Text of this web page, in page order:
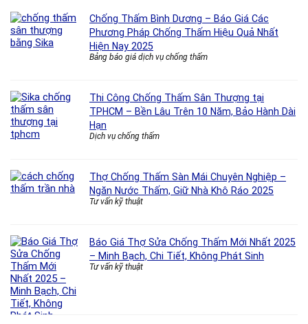
Chống Thấm Bình Dương – Báo Giá Các
Phương Pháp Chống Thấm Hiệu Quả Nhất
Hiện Nay 2025
Bảng báo giá dịch vụ chống thấm
Thi Công Chống Thấm Sân Thượng tại
TPHCM – Bền Lâu Trên 10 Năm, Bảo Hành Dài
Hạn
Dịch vụ chống thấm
Thợ Chống Thấm Sàn Mái Chuyên Nghiệp –
Ngăn Nước Thấm, Giữ Nhà Khô Ráo 2025
Tư vấn kỹ thuật
Báo Giá Thợ Sửa Chống Thấm Mới Nhất 2025
– Minh Bạch, Chi Tiết, Không Phát Sinh
Tư vấn kỹ thuật